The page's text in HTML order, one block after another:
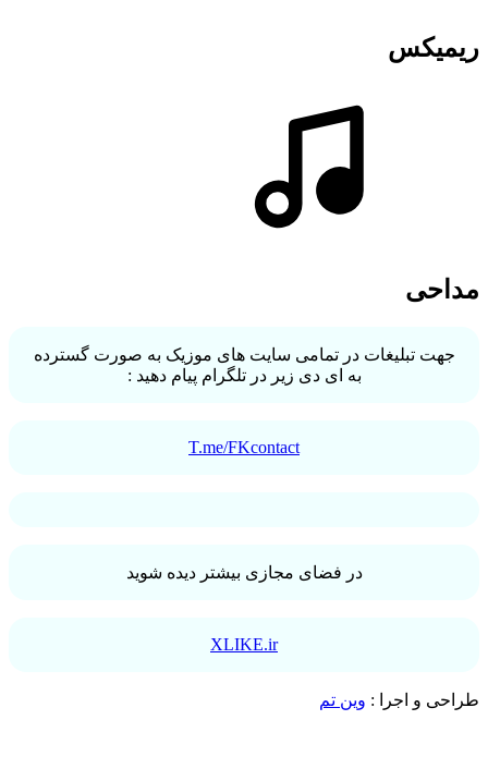
ریمیکس
مداحی
جهت تبلیغات در تمامی سایت های موزیک به صورت گسترده
به ای دی زیر در تلگرام پیام دهید :
T.me/FKcontact
در فضای مجازی بیشتر دیده شوید
XLIKE.ir
طراحی و اجرا : وین تم